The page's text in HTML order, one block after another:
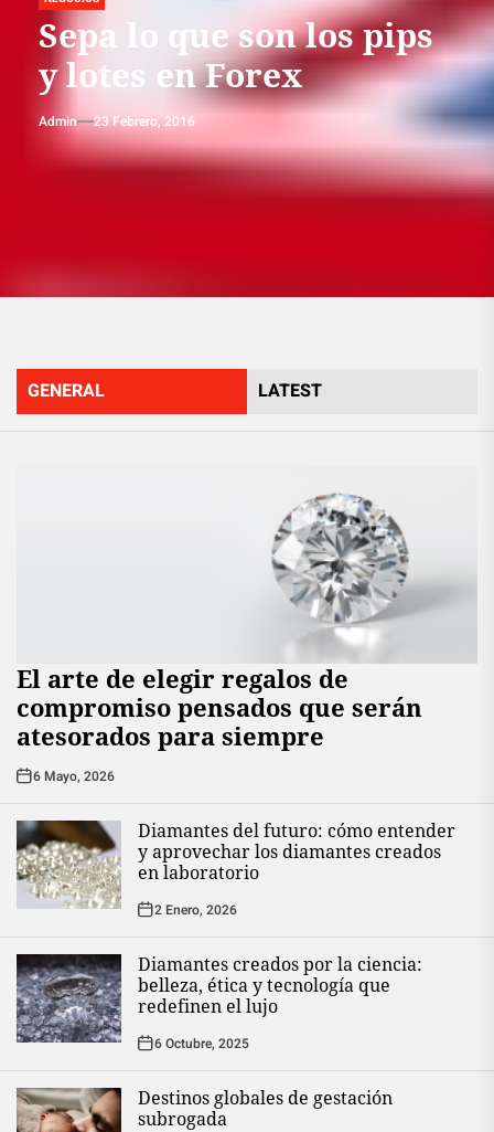
Sepa lo que son los pips
y lotes en Forex
Admin 23 Febrero, 2016
GENERAL LATEST
El arte de elegir regalos de
compromiso pensados que serán
atesorados para siempre
6 Mayo, 2026
Diamantes del futuro: cómo entender
y aprovechar los diamantes creados
en laboratorio
2 Enero, 2026
Diamantes creados por la ciencia:
belleza, ética y tecnología que
redefinen el lujo
6 Octubre, 2025
Destinos globales de gestación
subrogada